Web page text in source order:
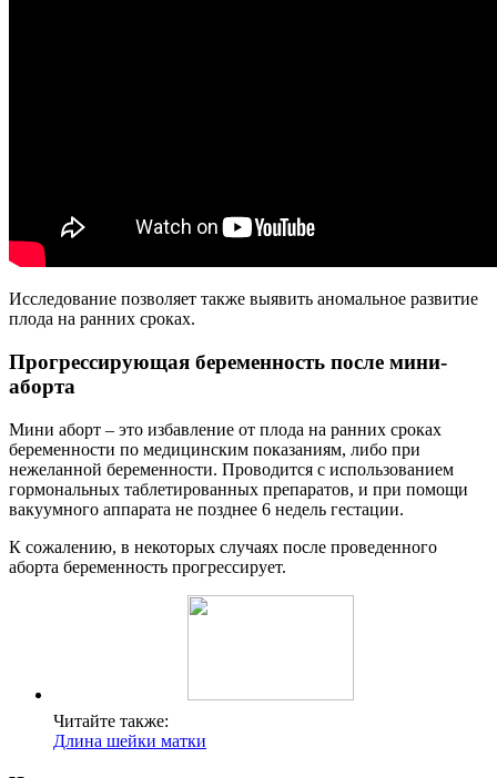
Исследование позволяет также выявить аномальное развитие
плода на ранних сроках.
Прогрессирующая беременность после мини-
аборта
Мини аборт – это избавление от плода на ранних сроках
беременности по медицинским показаниям, либо при
нежеланной беременности. Проводится с использованием
гормональных таблетированных препаратов, и при помощи
вакуумного аппарата не позднее 6 недель гестации.
К сожалению, в некоторых случаях после проведенного
аборта беременность прогрессирует.
Читайте также:
Длина шейки матки